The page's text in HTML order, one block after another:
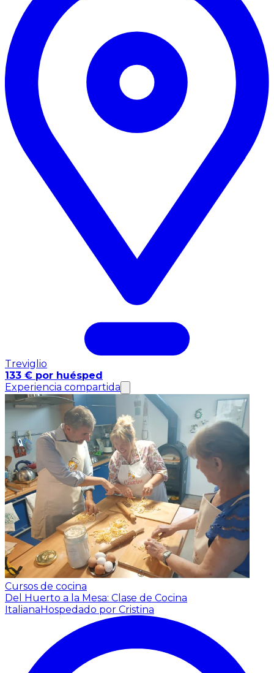
Treviglio
133 € por huésped
Experiencia compartida
Cursos de cocina
Del Huerto a la Mesa: Clase de Cocina
ItalianaHospedado por Cristina